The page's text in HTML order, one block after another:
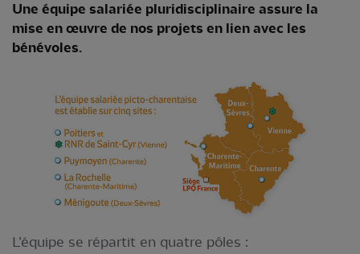
Une équipe salariée pluridisciplinaire assure la
mise en œuvre de nos projets en lien avec les
bénévoles.
L’équipe se répartit en quatre pôles :